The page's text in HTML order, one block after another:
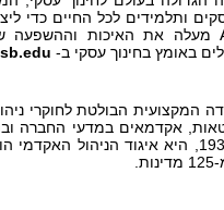
עסקים ותלמידים לכל החיים כדי
מעלה את האיכות וההשפעה
באומץ בחינוך עסקי ב-
המקצועית הבולטת לחוקרי
אקדמאים במדעי החברה
שמעריכים יצירת ידע ויישומו. האקדמיה לניהול, שנוסדה בשנת